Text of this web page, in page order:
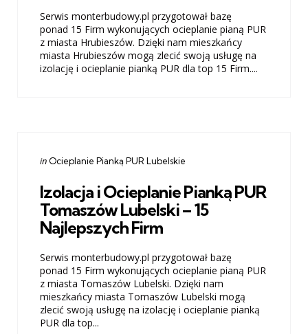
Serwis monterbudowy.pl przygotował bazę
ponad 15 Firm wykonujących ocieplanie pianą PUR
z miasta Hrubieszów. Dzięki nam mieszkańcy
miasta Hrubieszów mogą zlecić swoją usługę na
izolację i ocieplanie pianką PUR dla top 15 Firm....
Categories
Posted
in Ocieplanie Pianką PUR Lubelskie
Izolacja i Ocieplanie Pianką PUR
Tomaszów Lubelski – 15
Najlepszych Firm
Serwis monterbudowy.pl przygotował bazę
ponad 15 Firm wykonujących ocieplanie pianą PUR
z miasta Tomaszów Lubelski. Dzięki nam
mieszkańcy miasta Tomaszów Lubelski mogą
zlecić swoją usługę na izolację i ocieplanie pianką
PUR dla top...